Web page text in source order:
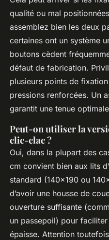
qualité ou mal
assemblez bien les deux
certaines ont un système
boutons cèdent
défaut de fabrication.
plusieurs points de
pressions renforcées. Un
garantit une tenue
Peut-on utiliser la
clic-clac ?
Oui, dans la plupart des
cm convient bien aux lits
standard (140x190 ou
d’avoir une housse de
ouverture suffisante
un passepoil) pour
épaisse. Attention